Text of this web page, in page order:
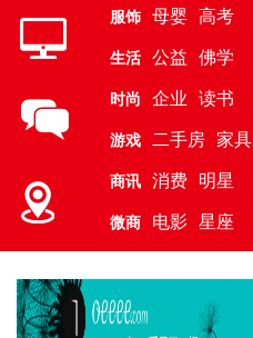
服饰 母婴 高考
生活 公益 佛学
时尚 企业 读书
游戏 二手房 家具
商讯 消费 明星
微商 电影 星座